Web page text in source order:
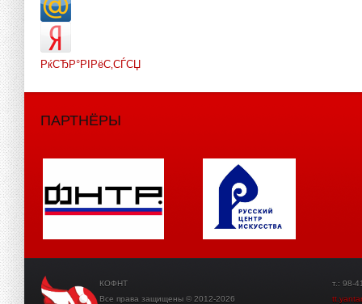
РќСЂР°РІРёС‚СЃСЏ
ПАРТНЁРЫ
КОФНТ
Все права защищены © 2012-2026
т.: 98-41-